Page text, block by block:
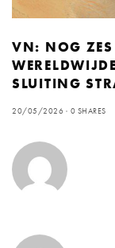
VN: NOG ZES
SLUITING
20/05/2026 0 SHARES